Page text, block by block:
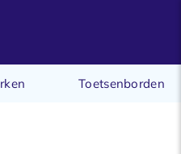
Toetsenborden